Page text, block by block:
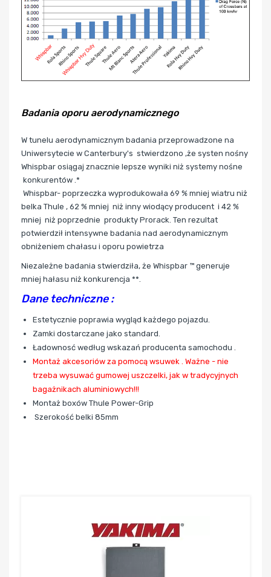
Badania oporu aerodynamicznego
W tunelu aerodynamicznym badania przeprowadzone na
Uniwersytecie w Canterbury's stwierdzono ,że systen nośny
Whispbar osiągaj znacznie lepsze wyniki niż systemy nośne
konkurentów .*
Whispbar- poprzeczka wyprodukowała 69 % mniej wiatru niż
belka Thule , 62 % mniej niż inny wiodący producent i 42 %
mniej niż poprzednie produkty Prorack. Ten rezultat
potwierdził intensywne badania nad aerodynamicznym
obniżeniem chałasu i oporu powietrza
Niezależne badania stwierdziła, że Whispbar ™ generuje
mniej hałasu niż konkurencja **.
Dane techniczne :
Estetycznie poprawia wygląd każdego pojazdu.
Zamki dostarczane jako standard.
Ładownosć według wskazań producenta samochodu .
Montaż akcesoriów za pomocą wsuwek . Ważne - nie
trzeba wysuwać gumowej uszczelki, jak w tradycyjnych
bagażnikach aluminiowych!!!
Montaż boxów Thule Power-Grip
Szerokość belki 85mm